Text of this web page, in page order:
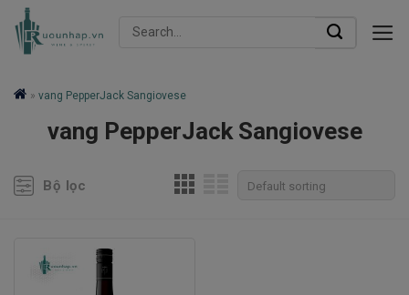
Skip
Search
» vang PepperJack Sangiovese
vang PepperJack Sangiovese
Bộ lọc